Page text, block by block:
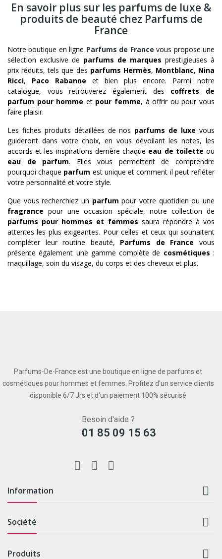
En savoir plus sur les parfums de luxe &
produits de beauté chez Parfums de
France
Notre boutique en ligne Parfums de France vous propose une
sélection exclusive de parfums de marques prestigieuses à
prix réduits, tels que des parfums Hermès, Montblanc, Nina
Ricci, Paco Rabanne et bien plus encore. Parmi notre
catalogue, vous retrouverez également des coffrets de
parfum pour homme et pour femme, à offrir ou pour vous
faire plaisir.
Les fiches produits détaillées de nos parfums de luxe vous
guideront dans votre choix, en vous dévoilant les notes, les
accords et les inspirations derrière chaque eau de toilette ou
eau de parfum. Elles vous permettent de comprendre
pourquoi chaque parfum est unique et comment il peut refléter
votre personnalité et votre style.
Que vous recherchiez un parfum pour votre quotidien ou une
fragrance pour une occasion spéciale, notre collection de
parfums pour hommes et femmes saura répondre à vos
attentes les plus exigeantes. Pour celles et ceux qui souhaitent
compléter leur routine beauté, Parfums de France vous
présente également une gamme complète de cosmétiques :
maquillage, soin du visage, du corps et des cheveux et plus.
Parfums-De-France est une boutique en ligne de parfums et
cosmétiques pour hommes et femmes. Profitez d'un service clients
disponible 6/7 Jrs et d'un paiement 100% sécurisé
Besoin d'aide ?
01 85 09 15 63
Information 
Société 
Produits 